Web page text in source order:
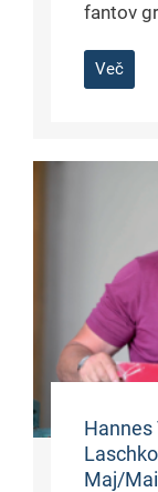
fantov
Več
Maj/